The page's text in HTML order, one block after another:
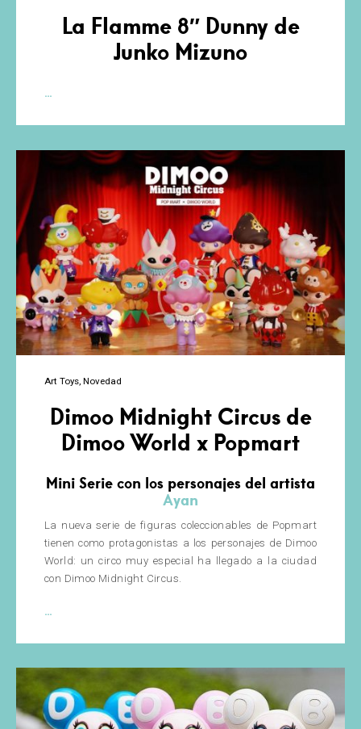
La Flamme 8″ Dunny de
Junko Mizuno
…
8″
Dunny
Junko
Mizuno
Art Toys Novedad
Dimoo Midnight Circus de
Dimoo World x Popmart
Mini Serie con los personajes del artista
Ayan
La nueva serie de figuras coleccionables de Popmart
tienen como protagonistas a los personajes de Dimoo
World: un circo muy especial ha llegado a la ciudad
con Dimoo Midnight Circus.
…
Circus
de
Dimoo
World
x